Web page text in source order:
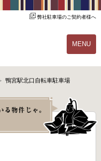
弊社駐車場のご契約者様へ
MENU
ご契約の流れ
駐輪場オーナー様へ
鴨宮駅北口自転車駐車場